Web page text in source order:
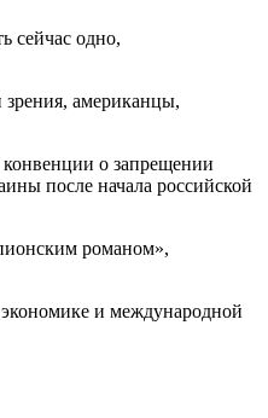
сейчас одно,
зрения, американцы,
о запрещении
после начала российской
романом»,
и международной